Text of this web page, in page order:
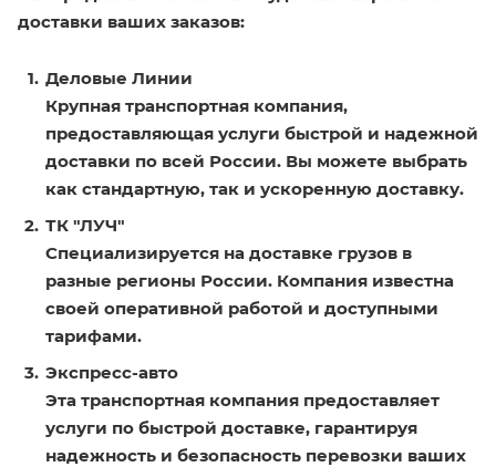
доставки ваших заказов:
Деловые Линии
Крупная транспортная компания,
предоставляющая услуги быстрой и надежной
доставки по всей России. Вы можете выбрать
как стандартную, так и ускоренную доставку.
ТК "ЛУЧ"
Специализируется на доставке грузов в
разные регионы России. Компания известна
своей оперативной работой и доступными
тарифами.
Экспресс-авто
Эта транспортная компания предоставляет
услуги по быстрой доставке, гарантируя
надежность и безопасность перевозки ваших